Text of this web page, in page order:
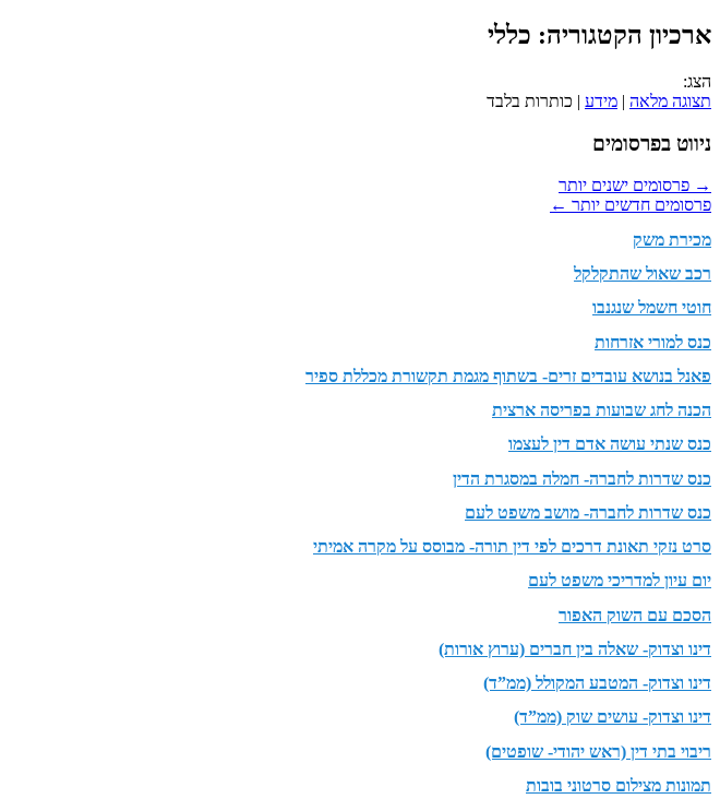
ארכיון הקטגוריה: כללי
הצג:
תצוגה מלאה | מידע | כותרות בלבד
ניווט בפרסומים
→ פרסומים ישנים יותר
פרסומים חדשים יותר ←
מכירת משק
רכב שאול שהתקלקל
חוטי חשמל שנגנבו
כנס למורי אזרחות
פאנל בנושא עובדים זרים- בשתוף מגמת תקשורת מכללת ספיר
הכנה לחג שבועות בפריסה ארצית
כנס שנתי עושה אדם דין לעצמו
כנס שדרות לחברה- חמלה במסגרת הדין
כנס שדרות לחברה- מושב משפט לעם
סרט נזקי תאונת דרכים לפי דין תורה- מבוסס על מקרה אמיתי
יום עיון למדריכי משפט לעם
הסכם עם השוק האפור
דינו וצדוק- שאלה בין חברים (ערוץ אורות)
דינו וצדוק- המטבע המקולל (ממ”ד)
דינו וצדוק- עושים שוק (ממ”ד)
ריבוי בתי דין (ראש יהודי- שופטים)
תמונות מצילום סרטוני בובות